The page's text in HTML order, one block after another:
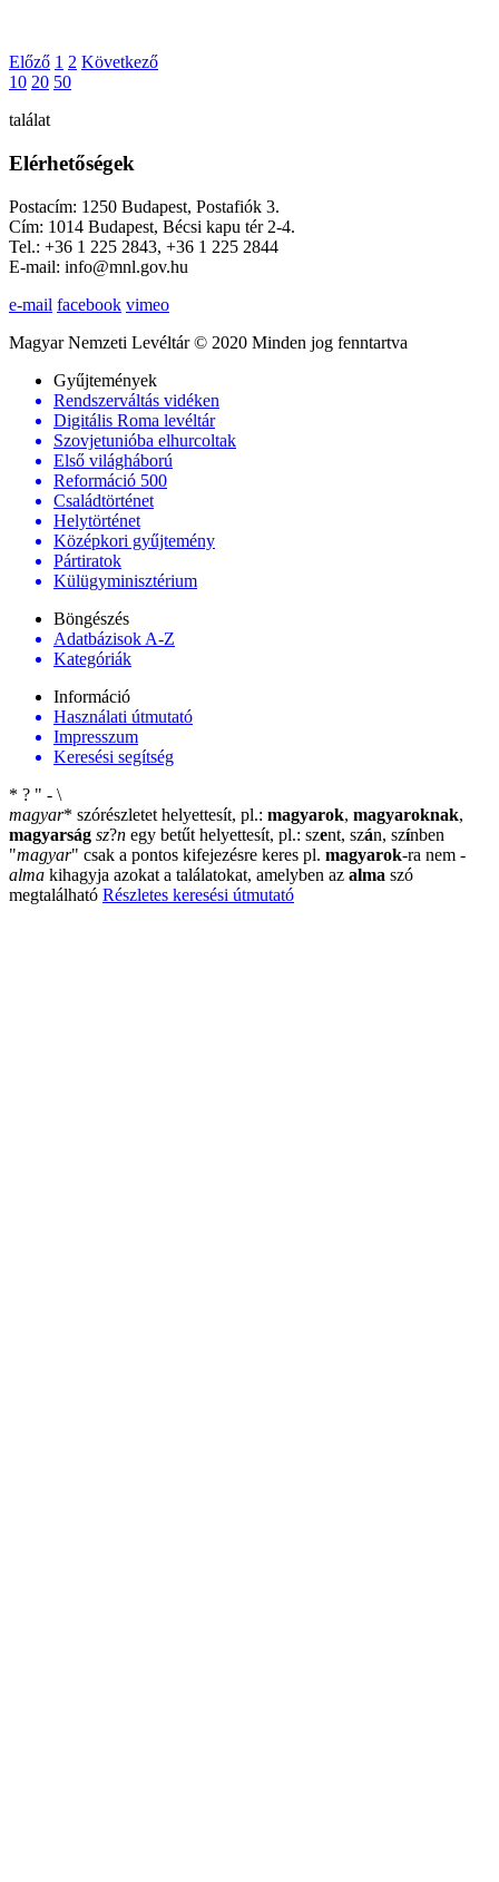
Előző 1 2 Következő
10 20 50
találat
Elérhetőségek
Postacím: 1250 Budapest, Postafiók 3.
Cím: 1014 Budapest, Bécsi kapu tér 2-4.
Tel.: +36 1 225 2843, +36 1 225 2844
E-mail: info@mnl.gov.hu
e-mail facebook vimeo
Magyar Nemzeti Levéltár © 2020 Minden jog fenntartva
Gyűjtemények
Rendszerváltás vidéken
Digitális Roma levéltár
Szovjetunióba elhurcoltak
Első világháború
Reformáció 500
Családtörténet
Helytörténet
Középkori gyűjtemény
Pártiratok
Külügyminisztérium
Böngészés
Adatbázisok A-Z
Kategóriák
Információ
Használati útmutató
Impresszum
Keresési segítség
* ? " - \
magyar* szórészletet helyettesít, pl.: magyarok, magyaroknak,
magyarság sz?n egy betűt helyettesít, pl.: szent, szán, színben
"magyar" csak a pontos kifejezésre keres pl. magyarok-ra nem -
alma kihagyja azokat a találatokat, amelyben az alma szó
megtalálható Részletes keresési útmutató